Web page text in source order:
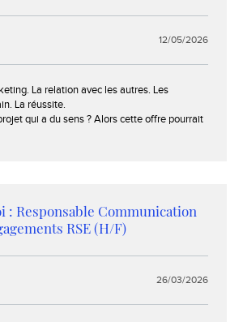
12/05/2026
La relation avec les autres. Les
La réussite.
qui a du sens ? Alors cette offre pourrait
: Responsable Communication
RSE (H/F)
26/03/2026